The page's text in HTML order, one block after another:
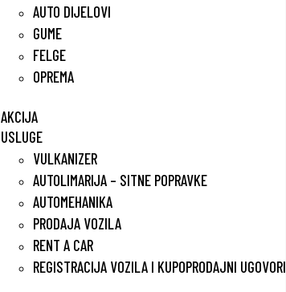
AUTO DIJELOVI
GUME
FELGE
OPREMA
AKCIJA
USLUGE
VULKANIZER
AUTOLIMARIJA – SITNE POPRAVKE
AUTOMEHANIKA
PRODAJA VOZILA
RENT A CAR
REGISTRACIJA VOZILA I KUPOPRODAJNI UGOVORI